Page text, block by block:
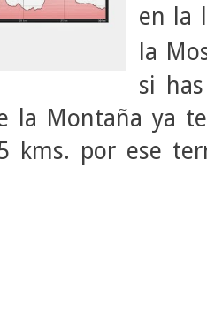
en la
la
si
la Montaña ya
kms. por ese